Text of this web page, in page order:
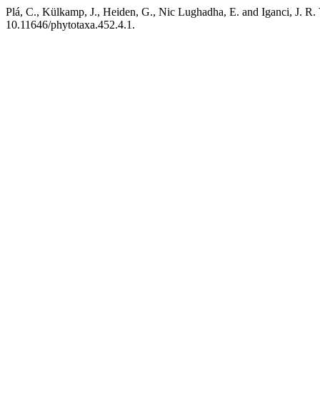
Plá, C., Külkamp, J., Heiden, G., Nic Lughadha, E. and Iganci, J.
10.11646/phytotaxa.452.4.1.